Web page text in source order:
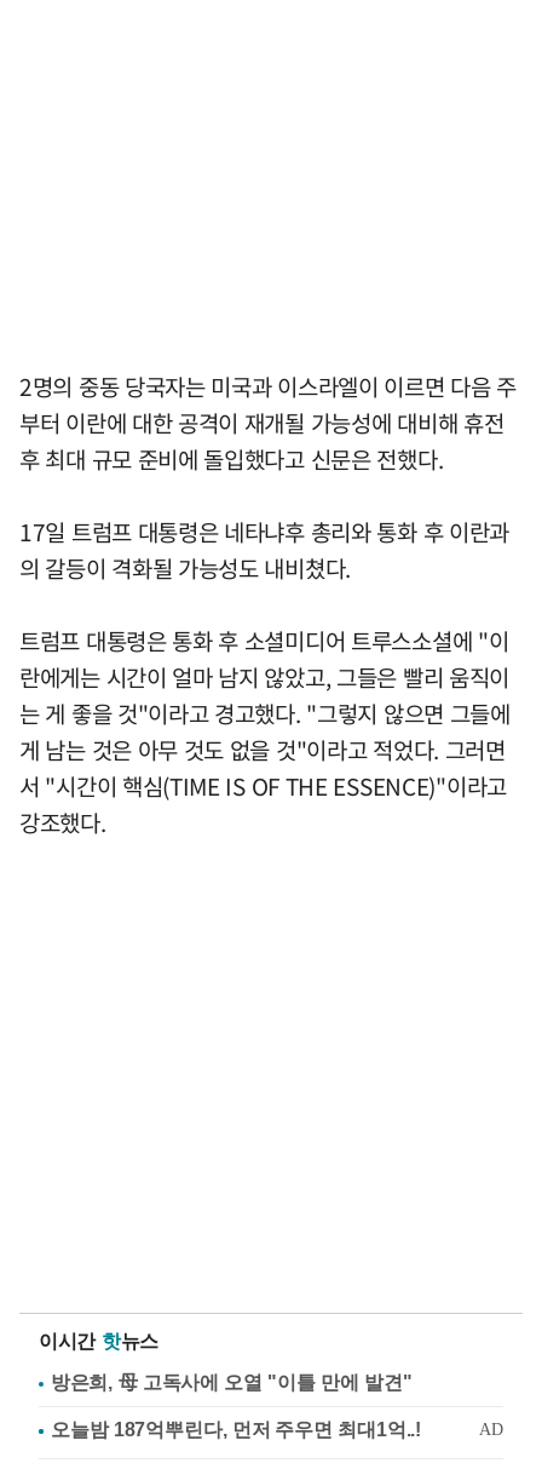
2명의 중동 당국자는 미국과 이스라엘이 이르면 다음 주
부터 이란에 대한 공격이 재개될 가능성에 대비해 휴전
후 최대 규모 준비에 돌입했다고 신문은 전했다.
17일 트럼프 대통령은 네타냐후 총리와 통화 후 이란과
의 갈등이 격화될 가능성도 내비쳤다.
트럼프 대통령은 통화 후 소셜미디어 트루스소셜에 "이
란에게는 시간이 얼마 남지 않았고, 그들은 빨리 움직이
는 게 좋을 것"이라고 경고했다. "그렇지 않으면 그들에
게 남는 것은 아무 것도 없을 것"이라고 적었다. 그러면
서 "시간이 핵심(TIME IS OF THE ESSENCE)"이라고
강조했다.
이시간 핫뉴스
방은희, 母 고독사에 오열 "이틀 만에 발견"